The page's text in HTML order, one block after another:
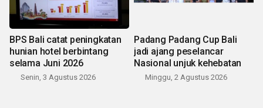
BPS Bali catat peningkatan
hunian hotel berbintang
selama Juni 2026
Senin, 3 Agustus 2026
Padang Padang Cup Bali
jadi ajang peselancar
Nasional unjuk kehebatan
Minggu, 2 Agustus 2026